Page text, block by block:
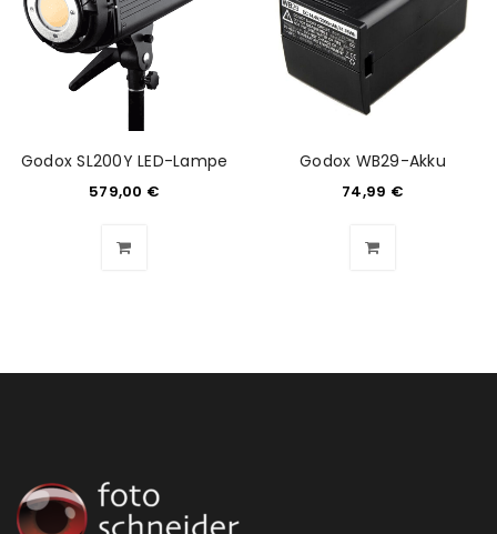
ANMELDEN
*
Passwort*
REGISTRIEREN
Godox SL200Y LED-Lampe
579,00 €
Godox WB29-Akku
74,99 €